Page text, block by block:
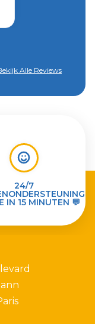
Alle Reviews
24/7
IN 15 MINUTEN 💬